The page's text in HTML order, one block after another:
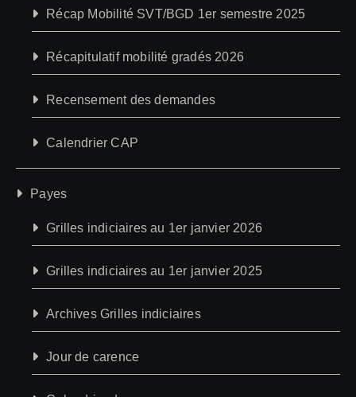
Récap Mobilité SVT/BGD 1er semestre 2025
Récapitulatif mobilité gradés 2026
Recensement des demandes
Calendrier CAP
Payes
Grilles indiciaires au 1er janvier 2026
Grilles indiciaires au 1er janvier 2025
Archives Grilles indiciaires
Jour de carence